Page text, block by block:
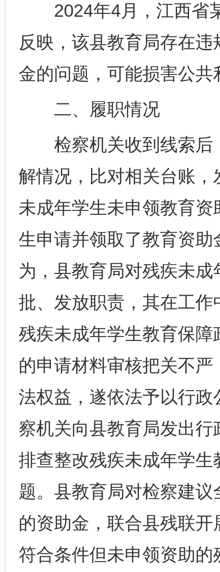
2024年4月，江西省
反映，该县教育局存在
金的问题，可能损害公共
二、履职情况
检察机关收到线索后
解情况，比对相关台账
未成年学生未申领教育
生申请并领取了教育资
为，县教育局对残疾未
批、发放职责，其在工
残疾未成年学生教育保
的申请材料审核把关不
法权益，遂依法予以行
察机关向县教育局发出
排查整改残疾未成年学
题。县教育局对检察建
的资助金，联合县残联
符合条件但未申领资助